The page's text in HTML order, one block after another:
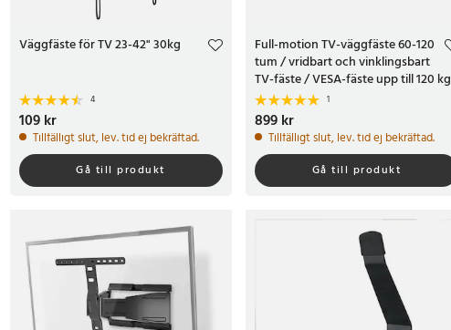
Väggfäste för TV 23-42" 30kg
4
Pris:109 kr
109 kr
Tillfälligt slut, lev. tid ej bekräftad.
Gå till produkt
Full-motion TV-väggfäste 60-120
tum / vridbart och vinklingsbart
TV-fäste / VESA-fäste upp till 120 kg
1
Pris:899 kr
899 kr
Tillfälligt slut, lev. tid ej bekräftad.
Gå till produkt